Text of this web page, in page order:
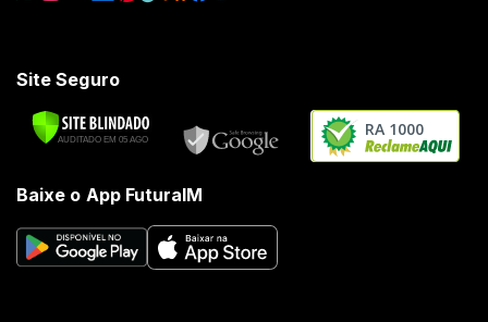
Site Seguro
RA 1000
Baixe o App FuturaIM